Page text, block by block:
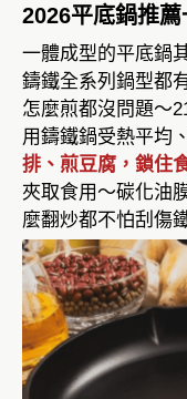
2026平底鍋推
一體成型的平底鍋
鑄鐵全系列鍋型都
怎麼煎都沒問題～
用鑄鐵鍋受熱平均
排、煎豆腐，鎖住
夾取食用～碳化油
麼翻炒都不怕刮傷